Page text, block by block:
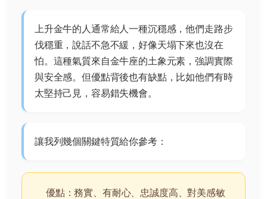
上升金牛的人通常給人一種沉穩感，他們走路步
伐穩重，說話不急不緩，好像天塌下來也沒在
怕。這種氣質來自金牛座的土象元素，強調實際
與安全感。但優點背後也有缺點，比如他們有時
太堅持己見，容易錯失機會。
讓我列幾個關鍵特質給你參考：
優點：務實、有耐心、忠誠度高、對美感敏